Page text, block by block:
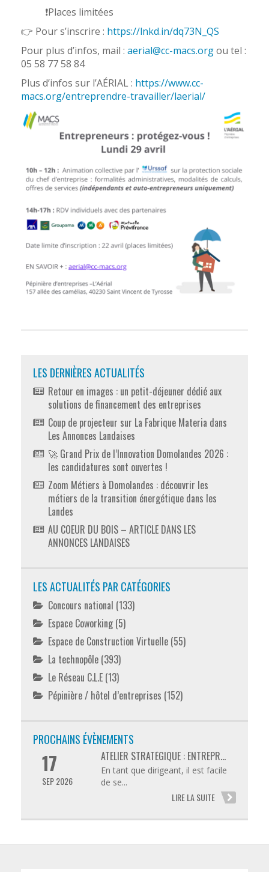
❗Places limitées
👉 Pour s’inscrire : https://lnkd.in/dq73N_QS
Pour plus d’infos, mail : aerial@cc-macs.orgou tel :
05 58 77 58 84
Plus d’infos sur l’AÉRIAL : https://www.cc-
macs.org/entreprendre-travailler/laerial/
LES DERNIÈRES ACTUALITÉS
Retour en images : un petit-déjeuner dédié aux
solutions de financement des entreprises
Coup de projecteur sur La Fabrique Materia dans
Les Annonces Landaises
🚀 Grand Prix de l’Innovation Domolandes 2026 :
les candidatures sont ouvertes !
Zoom Métiers à Domolandes : découvrir les
métiers de la transition énergétique dans les
Landes
AU COEUR DU BOIS – ARTICLE DANS LES
ANNONCES LANDAISES
LES ACTUALITÉS PAR CATÉGORIES
Concours national (133)
Espace Coworking (5)
Espace de Construction Virtuelle (55)
La technopôle (393)
Le Réseau C.L.E (13)
Pépinière / hôtel d’entreprises (152)
PROCHAINS ÉVÈNEMENTS
17
SEP 2026
ATELIER STRATÉGIQUE : ENTREPR...
En tant que dirigeant, il est facile
de se...
LIRE LA SUITE